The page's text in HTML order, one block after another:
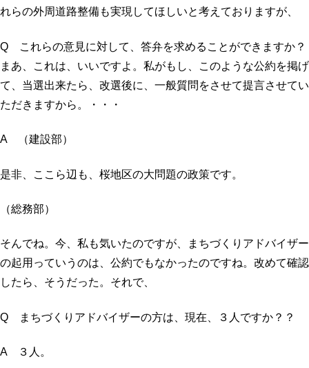
れらの外周道路整備も実現してほしいと考えておりますが、
Q これらの意見に対して、答弁を求めることができますか？
まあ、これは、いいですよ。私がもし、このような公約を掲げ
て、当選出来たら、改選後に、一般質問をさせて提言させてい
ただきますから。・・・
A （建設部）
是非、ここら辺も、桜地区の大問題の政策です。
（総務部）
そんでね。今、私も気いたのですが、まちづくりアドバイザー
の起用っていうのは、公約でもなかったのですね。改めて確認
したら、そうだった。それで、
Q まちづくりアドバイザーの方は、現在、３人ですか？？
A ３人。